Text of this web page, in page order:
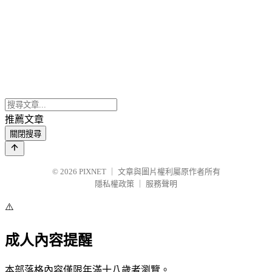
推薦文章
關閉搜尋
© 2026 PIXNET
文章與圖片權利屬原作者所有
隱私權政策
服務聲明
⚠️
成人內容提醒
本部落格內容僅限年滿十八歲者瀏覽。